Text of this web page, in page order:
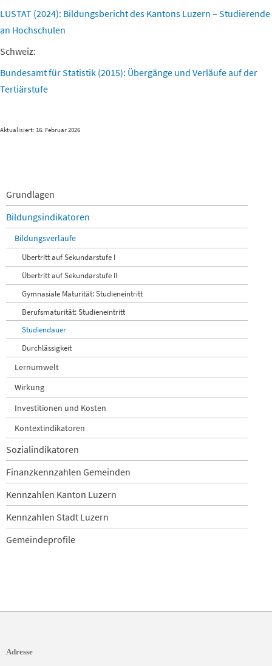
LUSTAT (2024): Bildungsbericht des Kantons Luzern – Studierende
an Hochschulen
Schweiz:
Bundesamt für Statistik (2015): Übergänge und Verläufe auf der
Tertiärstufe
Aktualisiert: 16. Februar 2026
Navigation
überspringen
Grundlagen
Bildungsindikatoren
Bildungsverläufe
Übertritt auf Sekundarstufe I
Übertritt auf Sekundarstufe II
Gymnasiale Maturität: Studieneintritt
Berufsmaturität: Studieneintritt
Studiendauer
Durchlässigkeit
Lernumwelt
Wirkung
Investitionen und Kosten
Kontextindikatoren
Sozialindikatoren
Finanzkennzahlen Gemeinden
Kennzahlen Kanton Luzern
Kennzahlen Stadt Luzern
Gemeindeprofile
Adresse